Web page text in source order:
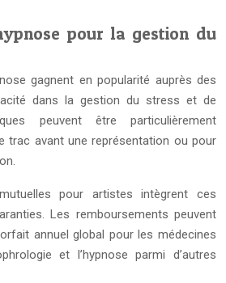
pour la gestion du
gagnent en popularité auprès des
dans la gestion du stress et de
peuvent être particulièrement
trac avant une représentation ou pour
pour artistes intègrent ces
Les remboursements peuvent
annuel global pour les médecines
et l’hypnose parmi d’autres